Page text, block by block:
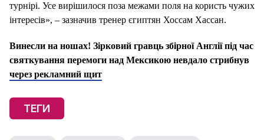
турнірі. Усе вирішилося поза межами поля на користь чужих
інтересів», – зазначив тренер єгиптян Хоссам Хассан.
Винесли на ношах! Зірковий гравць збірної Англії під час
святкування перемоги над Мексикою невдало стрибнув
через рекламний щит
ТЕГИ